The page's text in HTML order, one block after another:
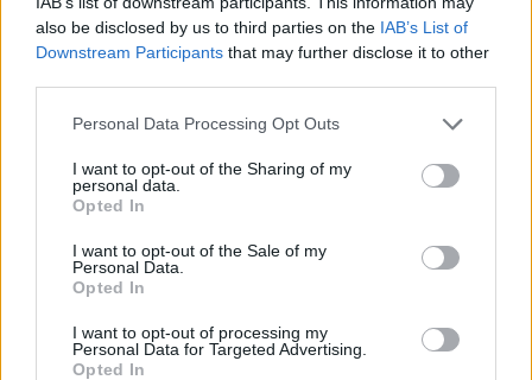
also be disclosed by us to third parties on the IAB’s List of
Downstream Participants that may further disclose it to other
Personal Data Processing Opt Outs
I want to opt-out of the Sharing of my
personal data.
Opted In
I want to opt-out of the Sale of my
Personal Data.
Opted In
I want to opt-out of processing my
Personal Data for Targeted Advertising.
Opted In